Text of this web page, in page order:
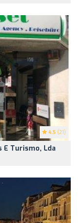
4.5 (21)
E Turismo, Lda